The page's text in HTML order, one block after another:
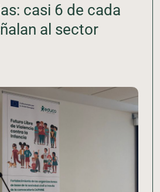
casi 6 de cada
al sector